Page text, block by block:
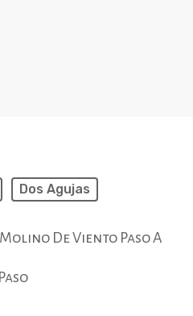
Dos Agujas
De Viento Paso A
Paso